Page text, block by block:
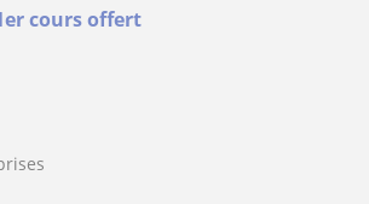
cours offert